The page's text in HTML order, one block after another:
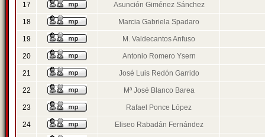
17 Asunción Giménez Sánchez
18 Marcia Gabriela Spadaro
19 M. Valdecantos Anfuso
20 Antonio Romero Ysern
21 José Luis Redón Garrido
22 Mª José Blanco Barea
23 Rafael Ponce López
24 Eliseo Rabadán Fernández